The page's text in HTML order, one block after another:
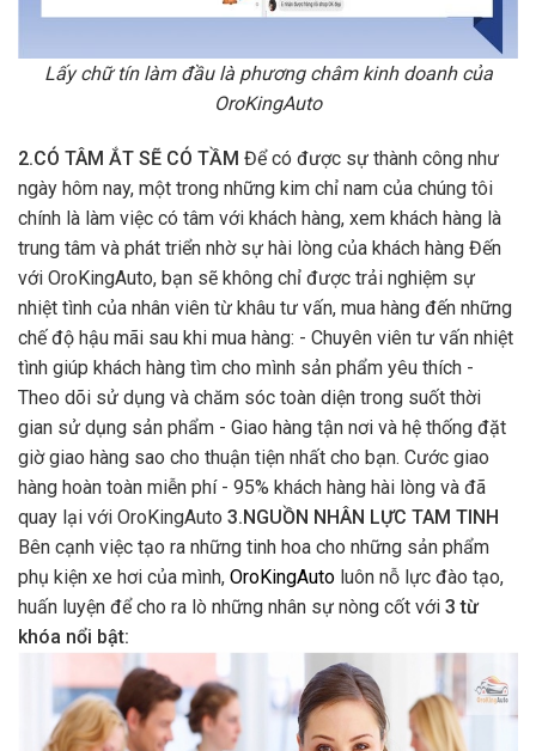
Lấy chữ tín làm đầu là phương châm kinh doanh của
OroKingAuto
2.CÓ TÂM ẮT SẼ CÓ TẦM Để có được sự thành công như
ngày hôm nay, một trong những kim chỉ nam của chúng tôi
chính là làm việc có tâm với khách hàng, xem khách hàng là
trung tâm và phát triển nhờ sự hài lòng của khách hàng Đến
với OroKingAuto, bạn sẽ không chỉ được trải nghiệm sự
nhiệt tình của nhân viên từ khâu tư vấn, mua hàng đến những
chế độ hậu mãi sau khi mua hàng: - Chuyên viên tư vấn nhiệt
tình giúp khách hàng tìm cho mình sản phẩm yêu thích -
Theo dõi sử dụng và chăm sóc toàn diện trong suốt thời
gian sử dụng sản phẩm - Giao hàng tận nơi và hệ thống đặt
giờ giao hàng sao cho thuận tiện nhất cho bạn. Cước giao
hàng hoàn toàn miễn phí - 95% khách hàng hài lòng và đã
quay lại với OroKingAuto 3.NGUỒN NHÂN LỰC TAM TINH
Bên cạnh việc tạo ra những tinh hoa cho những sản phẩm
phụ kiện xe hơi của mình, OroKingAuto luôn nỗ lực đào tạo,
huấn luyện để cho ra lò những nhân sự nòng cốt với 3 từ
khóa nổi bật: